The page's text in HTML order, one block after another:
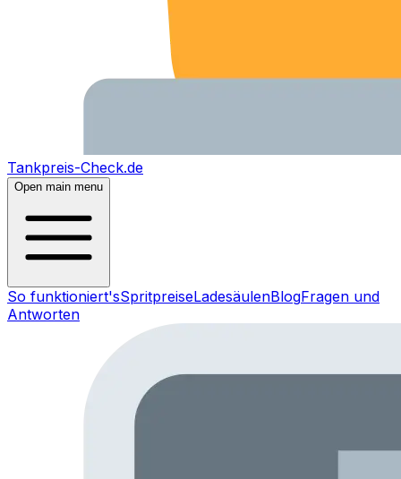
Tankpreis-Check.de
Open main menu
So funktioniert'sSpritpreiseLadesäulenBlogFragen und
Antworten